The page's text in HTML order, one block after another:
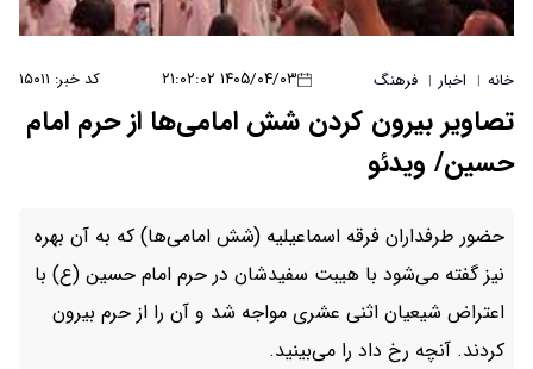
۱۴۰۵/۰۴/۰۳ ۲۱:۰۲:۰۲ کد خبر: ۱۵۰۱۱
شش امامی‌ها از حرم امام
(شش امامی‌ها) که به آن بهره
سفیدشان در حرم امام حسین (ع) با
مواجه شد و آن را از حرم بیرون